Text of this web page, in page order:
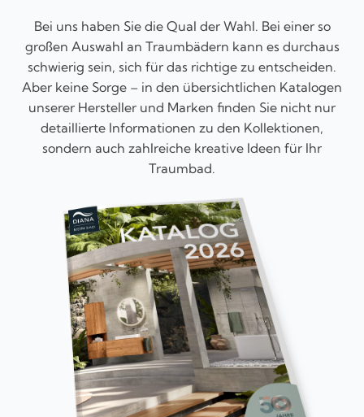
Bei uns haben Sie die Qual der Wahl. Bei einer so
großen Auswahl an Traumbädern kann es durchaus
schwierig sein, sich für das richtige zu entscheiden.
Aber keine Sorge – in den übersichtlichen Katalogen
unserer Hersteller und Marken finden Sie nicht nur
detaillierte Informationen zu den Kollektionen,
sondern auch zahlreiche kreative Ideen für Ihr
Traumbad.